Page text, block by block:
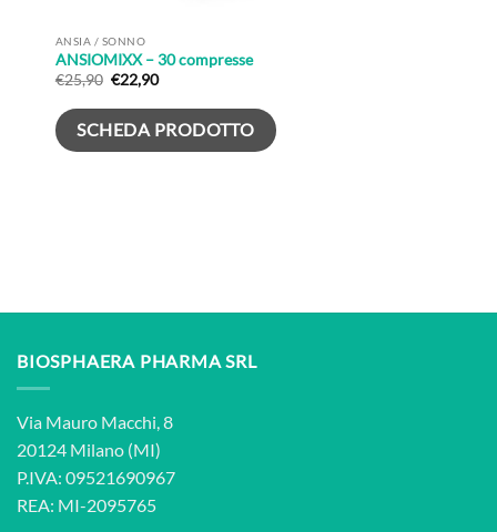
ANSIA / SONNO
ANSIOMIXX – 30 compresse
€25,90 Il
prezzo
originale
era:
€25,90.
€22,90Il
attuale
è:
€22,90.
SCHEDA PRODOTTO
BIOSPHAERA PHARMA SRL
Via Mauro Macchi, 8
20124 Milano (MI)
P.IVA: 09521690967
REA: MI-2095765